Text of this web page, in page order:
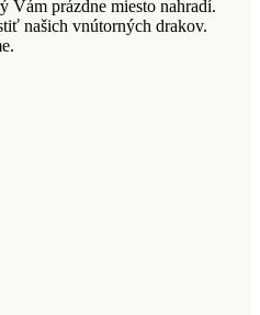
Vám prázdne miesto nahradí.
našich vnútorných drakov.